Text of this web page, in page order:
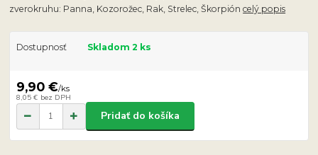
zverokruhu: Panna, Kozorožec, Rak, Strelec, Škorpióncelý popis
Dostupnosť Skladom 2 ks
9,90 €/ks
8,05 € bez DPH
Pridať do košíka